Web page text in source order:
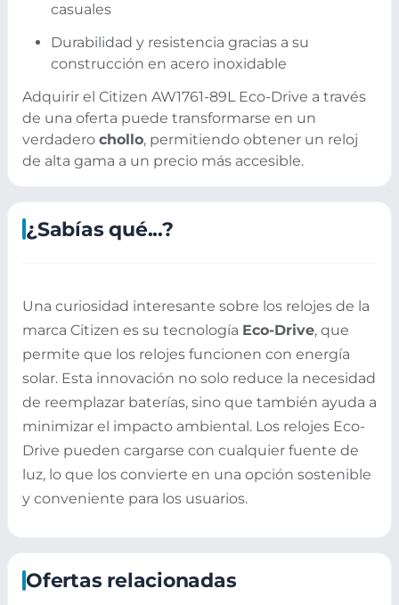
casuales
Durabilidad y resistencia gracias a su
construcción en acero inoxidable
Adquirir el Citizen AW1761-89L Eco-Drive a través
de una oferta puede transformarse en un
verdadero chollo, permitiendo obtener un reloj
de alta gama a un precio más accesible.
¿Sabías qué...?
Una curiosidad interesante sobre los relojes de la
marca Citizen es su tecnología Eco-Drive, que
permite que los relojes funcionen con energía
solar. Esta innovación no solo reduce la necesidad
de reemplazar baterías, sino que también ayuda a
minimizar el impacto ambiental. Los relojes Eco-
Drive pueden cargarse con cualquier fuente de
luz, lo que los convierte en una opción sostenible
y conveniente para los usuarios.
Ofertas relacionadas